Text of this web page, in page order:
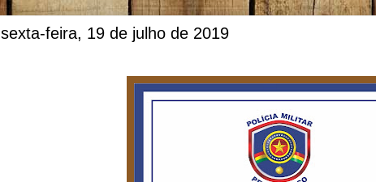
sexta-feira, 19 de julho de 2019